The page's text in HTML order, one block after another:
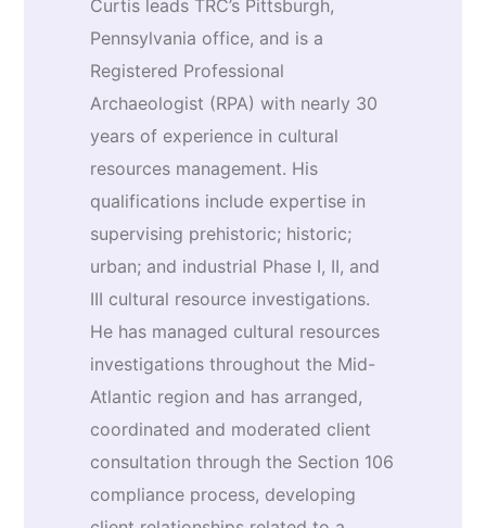
Curtis leads TRC’s Pittsburgh,
Pennsylvania office, and is a
Registered Professional
Archaeologist (RPA) with nearly 30
years of experience in cultural
resources management. His
qualifications include expertise in
supervising prehistoric; historic;
urban; and industrial Phase I, II, and
III cultural resource investigations.
He has managed cultural resources
investigations throughout the Mid-
Atlantic region and has arranged,
coordinated and moderated client
consultation through the Section 106
compliance process, developing